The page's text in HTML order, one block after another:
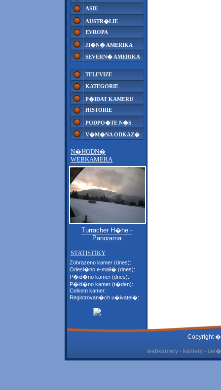
ASIE
AUSTR�LIE
EVROPA
JI�N� AMERIKA
SEVERN� AMERIKA
TELEVIZE
KATEGORIE
P�IDAT KAMERU
HISTORIE
PODPO�TE N�S
V�M�NA ODKAZ�
N�HODN�
WEBKAMERA
Turracher H�he -
Panorama
STATISTIKY
Zobrazeno kamer (dnes):
Odesl�no e-mail� (dnes):
P�id�no kamer (dnes):
P�id�no kamer (t�den):
Celkem kamer:
Registrovan�ch u�ivatel�:
Copyright
webkamery - kamery -